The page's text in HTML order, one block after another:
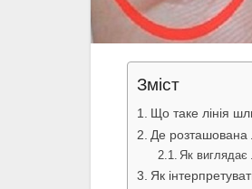
Зміст
Що таке лінія
Де розташована
Як виглядає
Як